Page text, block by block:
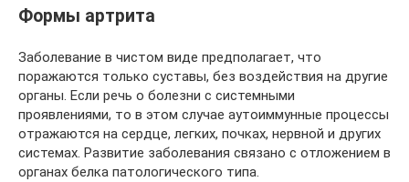
Формы артрита
Заболевание в чистом виде предполагает, что
поражаются только суставы, без воздействия на другие
органы. Если речь о болезни с системными
проявлениями, то в этом случае аутоиммунные процессы
отражаются на сердце, легких, почках, нервной и других
системах. Развитие заболевания связано с отложением в
органах белка патологического типа.